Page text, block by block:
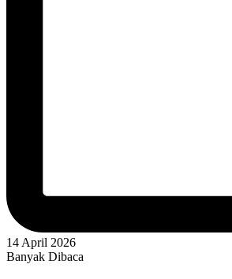
14 April 2026
Banyak Dibaca